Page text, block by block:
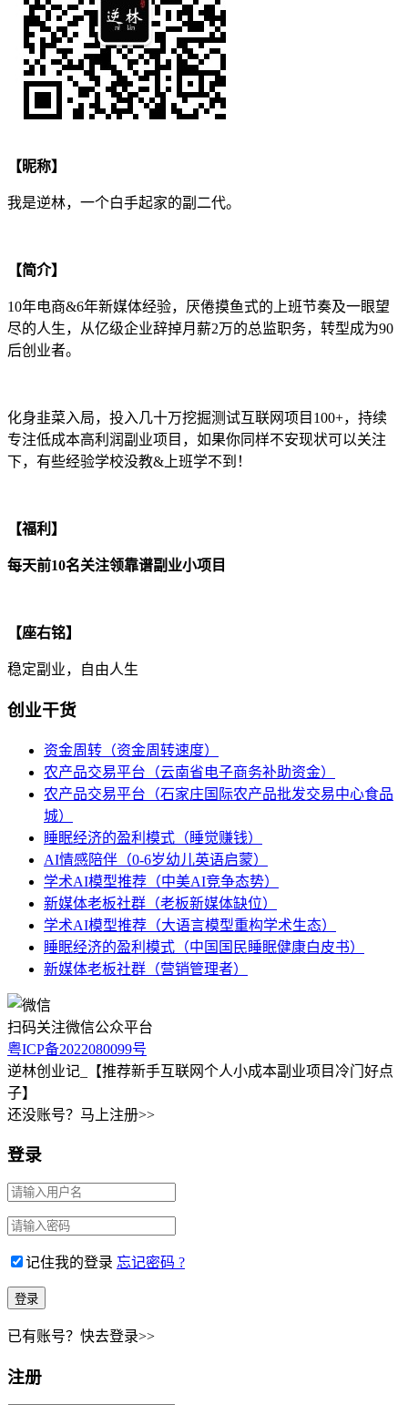
【昵称】
我是逆林，一个白手起家的副二代。
【简介】
10年电商&6年新媒体经验，厌倦摸鱼式的上班节奏及一眼望
尽的人生，从亿级企业辞掉月薪2万的总监职务，转型成为90
后创业者。
化身韭菜入局，投入几十万挖掘测试互联网项目100+，持续
专注低成本高利润副业项目，如果你同样不安现状可以关注
下，有些经验学校没教&上班学不到！
【福利】
每天前10名关注领靠谱副业小项目
【座右铭】
稳定副业，自由人生
创业干货
资金周转（资金周转速度）
农产品交易平台（云南省电子商务补助资金）
农产品交易平台（石家庄国际农产品批发交易中心食品
城）
睡眠经济的盈利模式（睡觉赚钱）
AI情感陪伴（0-6岁幼儿英语启蒙）
学术AI模型推荐（中美AI竞争态势）
新媒体老板社群（老板新媒体缺位）
学术AI模型推荐（大语言模型重构学术生态）
睡眠经济的盈利模式（中国国民睡眠健康白皮书）
新媒体老板社群（营销管理者）
扫码关注微信公众平台
粤ICP备2022080099号
逆林创业记_【推荐新手互联网个人小成本副业项目冷门好点
子】
还没账号？马上注册>>
登录
记住我的登录 忘记密码 ?
已有账号？快去登录>>
注册